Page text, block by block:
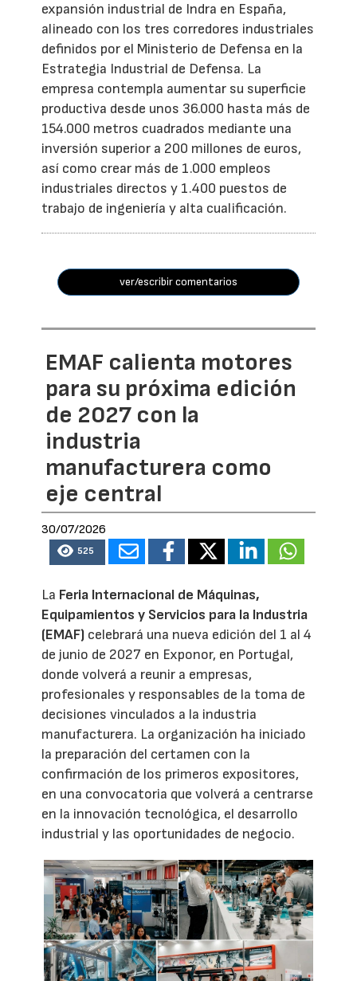
expansión industrial de Indra en España,
alineado con los tres corredores industriales
definidos por el Ministerio de Defensa en la
Estrategia Industrial de Defensa. La
empresa contempla aumentar su superficie
productiva desde unos 36.000 hasta más de
154.000 metros cuadrados mediante una
inversión superior a 200 millones de euros,
así como crear más de 1.000 empleos
industriales directos y 1.400 puestos de
trabajo de ingeniería y alta cualificación.
ver/escribir comentarios
EMAF calienta motores
para su próxima edición
de 2027 con la
industria
manufacturera como
eje central
30/07/2026
525
La Feria Internacional de Máquinas,
Equipamientos y Servicios para la Industria
(EMAF) celebrará una nueva edición del 1 al 4
de junio de 2027 en Exponor, en Portugal,
donde volverá a reunir a empresas,
profesionales y responsables de la toma de
decisiones vinculados a la industria
manufacturera. La organización ha iniciado
la preparación del certamen con la
confirmación de los primeros expositores,
en una convocatoria que volverá a centrarse
en la innovación tecnológica, el desarrollo
industrial y las oportunidades de negocio.